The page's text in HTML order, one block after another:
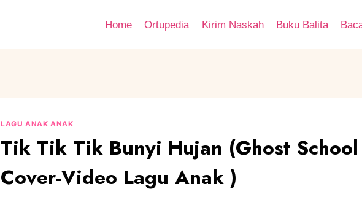
Home Ortupedia Kirim Naskah Buku Balita
LAGU ANAK ANAK
Tik Tik Tik Bunyi Hujan (Ghost School
Cover-Video Lagu Anak )